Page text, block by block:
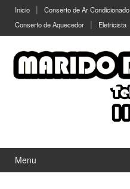
Pular
menu
Inicio Conserto de Ar Condicionado
Conserto de Aquecedor
Eletricista
Menu